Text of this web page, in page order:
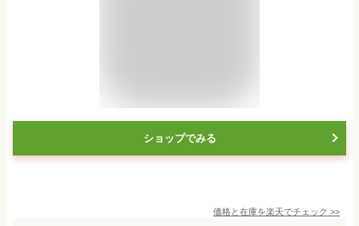
ショップでみる
価格と在庫を楽天でチェック >>